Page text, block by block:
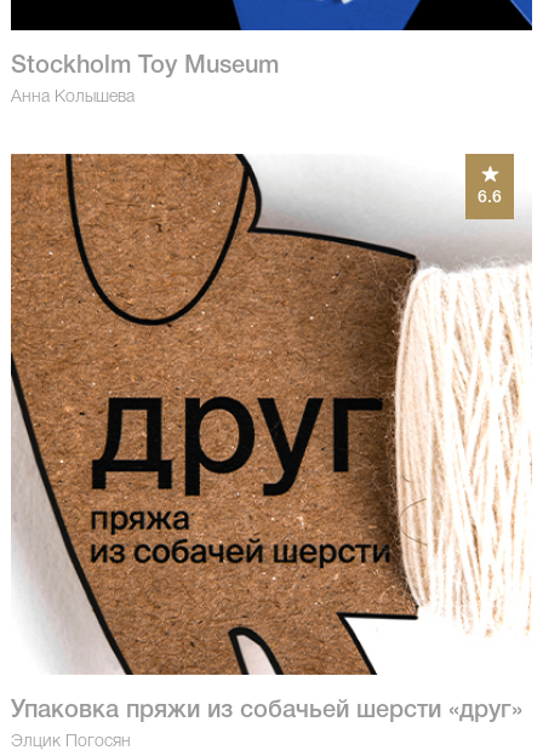
Stockholm Toy Museum
Анна Колышева
6.6
Упаковка пряжи из собачьей шерсти «друг»
Элцик Погосян